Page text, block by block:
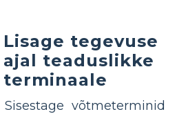
Lisage tegevuse
ajal teaduslikke
terminaale
Sisestage võtmeterminid